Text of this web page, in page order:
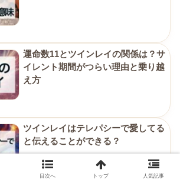
運命数11とツインレイの関係は？サ
イレント期間がつらい理由と乗り越
え方
ツインレイはテレパシーで愛してる
と伝えることができる？
目次へ トップ 人気記事